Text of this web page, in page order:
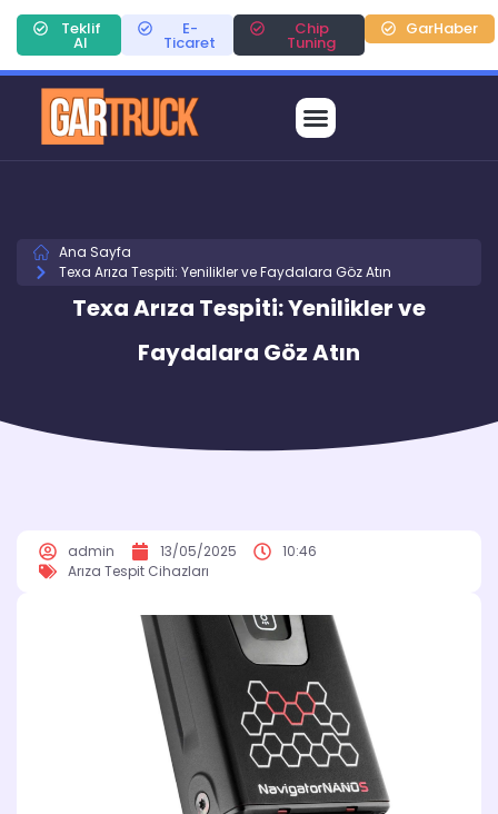
Teklif
Al
E-
Ticaret
Chip
Tuning
GarHaber
Ana Sayfa
Texa Arıza Tespiti: Yenilikler ve Faydalara Göz Atın
Texa Arıza Tespiti: Yenilikler ve
Faydalara Göz Atın
admin 13/05/2025
10:46
Arıza Tespit Cihazları